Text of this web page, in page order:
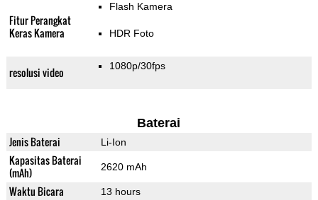
Fitur Perangkat
Keras Kamera
Flash Kamera
HDR Foto
resolusi video 1080p/30fps
Baterai
Jenis Baterai Li-Ion
Kapasitas Baterai
(mAh)
2620 mAh
Waktu Bicara 13 hours